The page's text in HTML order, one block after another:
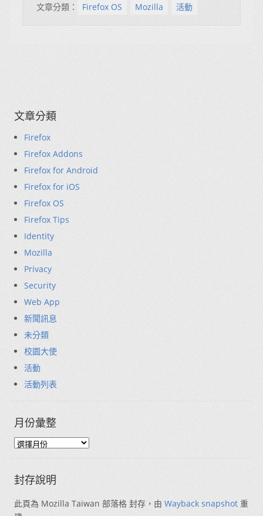
文章分類： Firefox OS Mozilla 活動
文章分類
Firefox
Firefox Addons
Firefox for Android
Firefox for iOS
Firefox OS
Firefox Tips
Identity
Mozilla
Privacy
Security
Web App
新聞訊息
未分類
校園大使
活動
活動列表
月份彙整
封存說明
此頁為 Mozilla Taiwan 部落格 封存，由 Wayback snapshot 重